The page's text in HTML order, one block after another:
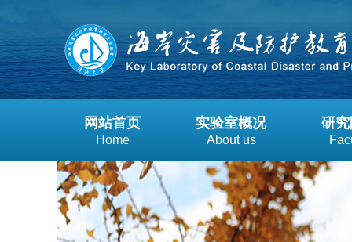
网站首页
Home
实验室概况
About us
研